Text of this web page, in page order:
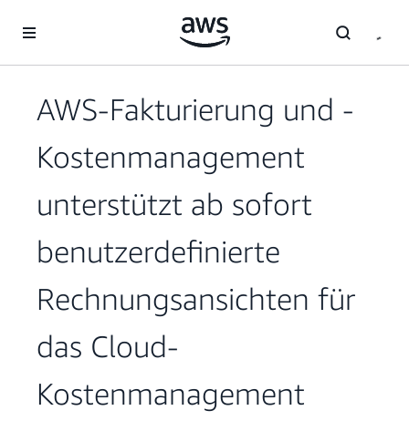
Überspringen zum Hauptinhalt
AWS-Fakturierung und -
Kostenmanagement
unterstützt ab sofort
benutzerdefinierte
Rechnungsansichten für
das Cloud-
Kostenmanagement